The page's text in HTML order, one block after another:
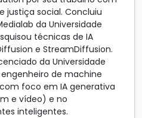
justiça social. Concluiu
da Universidade
técnicas de IA
e StreamDiffusion.
da Universidade
engenheiro de machine
foco em IA generativa
e vídeo) e no
inteligentes.